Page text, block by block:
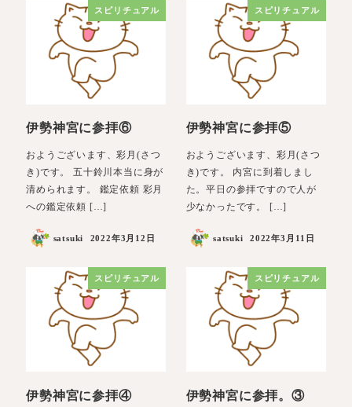
スピリチュアル
伊勢神宮に参拝⑥
おようございます、彩月(さつ
き)です。 五十鈴川本当に身が
清められます。 鑑定依頼 彩月
への鑑定依頼 […]
satsuki 2022年3月12日
スピリチュアル
伊勢神宮に参拝⑤
おようございます、彩月(さつ
き)です。 内宮に到着しまし
た。平日の参拝ですので人が
少なかったです。 […]
satsuki 2022年3月11日
スピリチュアル
伊勢神宮に参拝④
スピリチュアル
伊勢神宮に参拝。③